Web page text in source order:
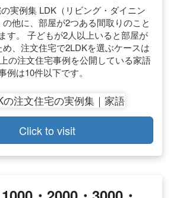
実例集 LDK（リビング・ダイニン
他に、部屋が2つある間取りのこと
す。 子どもが2人以上いると部屋が
め、注文住宅で2LDKを選ぶケースは
の注文住宅事例を公開している家語
例は10件以下です。
Click to visit